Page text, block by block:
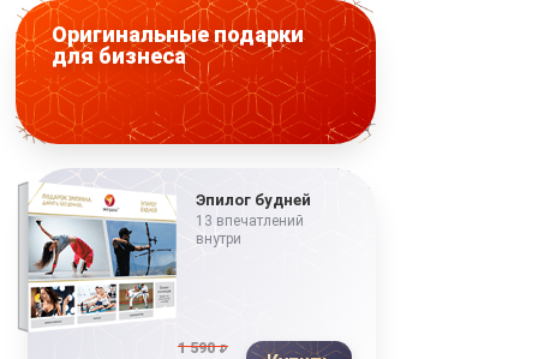
Оригинальные подарки
для бизнеса
Эпилог будней
13 впечатлений
внутри
1 590₽